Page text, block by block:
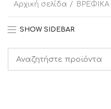
Αρχική σελίδα ΒΡΕΦΙΚΑ
SHOW SIDEBAR